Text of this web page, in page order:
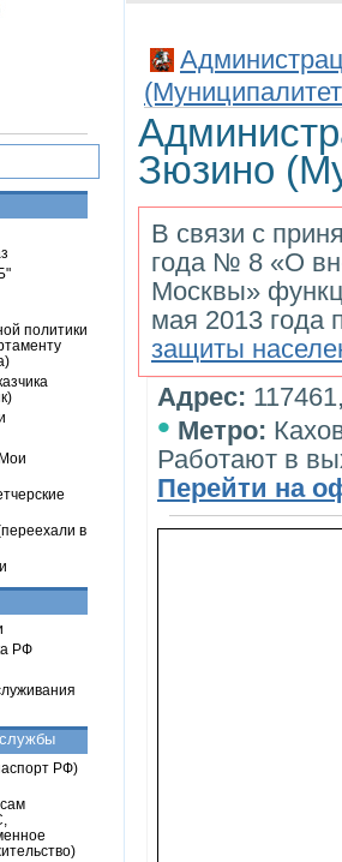
Зюзино
В связи с
года № 8 «О
Москвы»
мая 2013 года
защиты
Адрес:
• Метро:
Работают в
Перейти на
политики
в
РФ
РФ)